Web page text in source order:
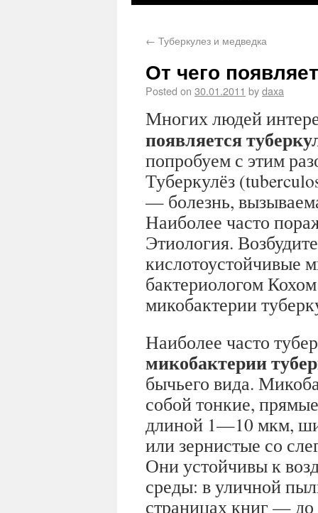
← Туберкулез и медведка
От чего
Posted on 30.01.2011 bydaxa
Многих людей
появляется
попробуем с этим
Туберкулёз
— болезнь,
Наиболее часто
Этиология.
кислотоустойчивые
бактериологом
микобактерии
Наиболее часто
микобактерии
бычьего вида.
собой тонкие,
длиной 1—10 мкм,
или зернистые со
Они устойчивы к
среды: в уличной
страницах книг —